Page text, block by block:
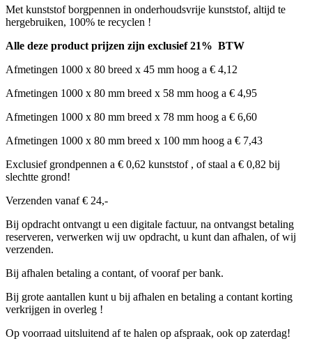
Met kunststof borgpennen in onderhoudsvrije kunststof, altijd te
hergebruiken, 100% te recyclen !
Alle deze product prijzen zijn exclusief 21% BTW
Afmetingen 1000 x 80 breed x 45 mm hoog a € 4,12
Afmetingen 1000 x 80 mm breed x 58 mm hoog a € 4,95
Afmetingen 1000 x 80 mm breed x 78 mm hoog a € 6,60
Afmetingen 1000 x 80 mm breed x 100 mm hoog a € 7,43
Exclusief grondpennen a € 0,62 kunststof , of staal a € 0,82 bij
slechtte grond!
Verzenden vanaf € 24,-
Bij opdracht ontvangt u een digitale factuur, na ontvangst betaling
reserveren, verwerken wij uw opdracht, u kunt dan afhalen, of wij
verzenden.
Bij afhalen betaling a contant, of vooraf per bank.
Bij grote aantallen kunt u bij afhalen en betaling a contant korting
verkrijgen in overleg !
Op voorraad uitsluitend af te halen op afspraak, ook op zaterdag!